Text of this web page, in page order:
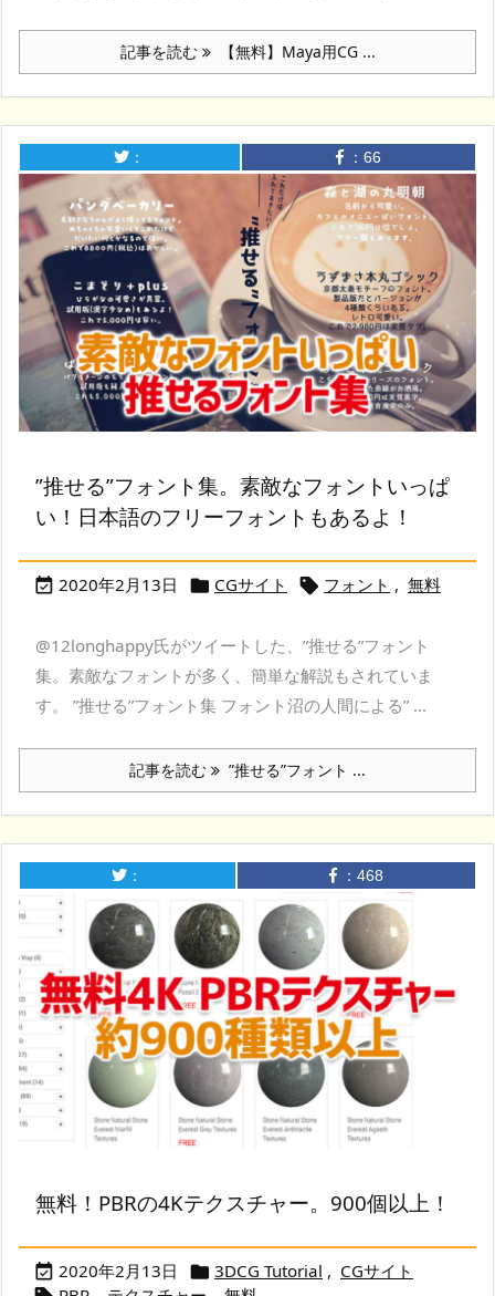
記事を読む 【無料】Maya用CG ...
： ： 66
”推せる”フォント集。素敵なフォントいっぱ
い！日本語のフリーフォントもあるよ！
 2020年2月13日  CGサイト  フォント , 無料
@12longhappy氏がツイートした、”推せる”フォント
集。素敵なフォントが多く、簡単な解説もされていま
す。 ”推せる”フォント集 フォント沼の人間による” ...
記事を読む ”推せる”フォント ...
： ： 468
無料！PBRの4Kテクスチャー。900個以上！
 2020年2月13日  3DCG Tutorial , CGサイト